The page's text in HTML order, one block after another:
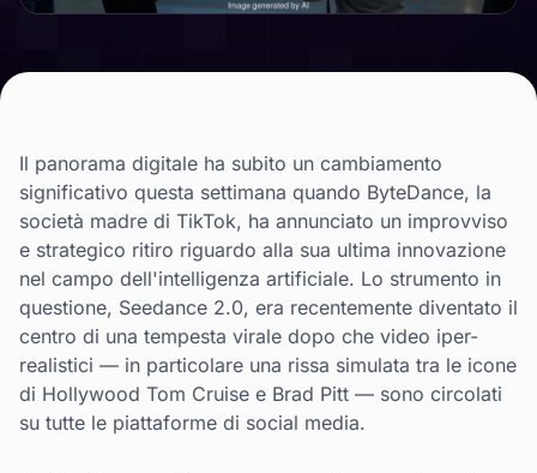
Il panorama digitale ha subito un cambiamento
significativo questa settimana quando ByteDance, la
società madre di TikTok, ha annunciato un improvviso
e strategico ritiro riguardo alla sua ultima innovazione
nel campo dell'intelligenza artificiale. Lo strumento in
questione, Seedance 2.0, era recentemente diventato il
centro di una tempesta virale dopo che video iper-
realistici — in particolare una rissa simulata tra le icone
di Hollywood Tom Cruise e Brad Pitt — sono circolati
su tutte le piattaforme di social media.